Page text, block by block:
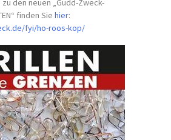
den neuen „Gudd-Zweck-
finden Siehier:
fyi/ho-roos-kop/